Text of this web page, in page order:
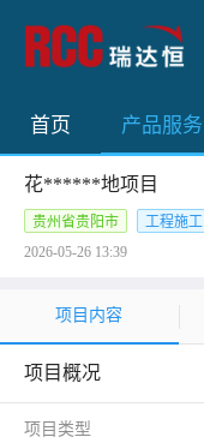
首页 产品服务
花******地项目
贵州省贵阳市
工程施工
2026-05-26 13:39
项目内容
项目概况
项目类型